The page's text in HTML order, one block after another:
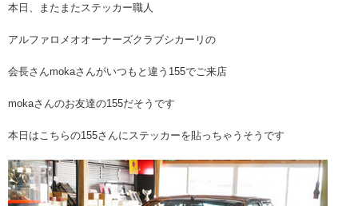
本日、またまたステッカー職人
アルファロメオオーナーズクラブシカーリの
会長さんmokaさんがいつもと違う155でご来店
mokaさんのお友達の155だそうです
本日はこちらの155さんにステッカーを貼っちゃうそうです